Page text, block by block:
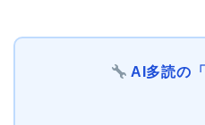
AI多読の